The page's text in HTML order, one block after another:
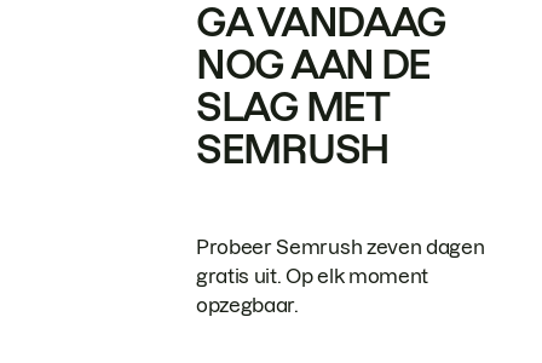
GA VANDAAG
NOG AAN DE
SLAG MET
SEMRUSH
Probeer Semrush zeven dagen
gratis uit. Op elk moment
opzegbaar.